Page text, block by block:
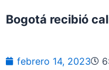
Bogotá recibió
febrero 14, 2023